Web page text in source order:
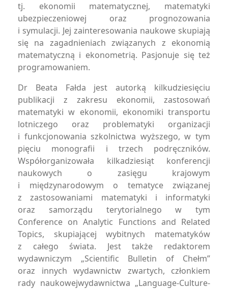
tj. ekonomii matematycznej, matematyki
ubezpieczeniowej oraz prognozowania
i symulacji. Jej zainteresowania naukowe skupiają
się na zagadnieniach związanych z ekonomią
matematyczną i ekonometrią. Pasjonuje się też
programowaniem.
Dr Beata Fałda jest autorką kilkudziesięciu
publikacji z zakresu ekonomii, zastosowań
matematyki w ekonomii, ekonomiki transportu
lotniczego oraz problematyki organizacji
i funkcjonowania szkolnictwa wyższego, w tym
pięciu monografii i trzech podręczników.
Współorganizowała kilkadziesiąt konferencji
naukowych o zasięgu krajowym
i międzynarodowym o tematyce związanej
z zastosowaniami matematyki i informatyki
oraz samorządu terytorialnego w tym
Conference on Analytic Functions and Related
Topics, skupiającej wybitnych matematyków
z całego świata. Jest także redaktorem
wydawniczym „Scientific Bulletin of Chełm”
oraz innych wydawnictw zwartych, członkiem
rady naukowejwydawnictwa „Language-Culture-